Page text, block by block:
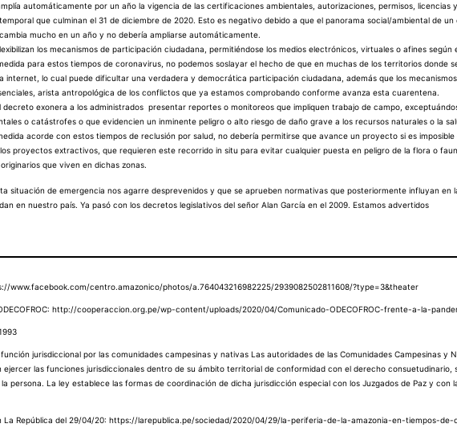
automáticamente por un año la vigencia de las certificaciones ambientales, autorizaciones, permisos,
que culminan el 31 de diciembre de 2020. Esto es negativo debido a que el panorama social/ambiental de
mucho en un año y no debería ampliarse automáticamente.
los mecanismos de participación ciudadana, permitiéndose los medios electrónicos, virtuales o afines según
para estos tiempos de coronavirus, no podemos soslayar el hecho de que en muchas de los territorios donde
internet, lo cual puede dificultar una verdadera y democrática participación ciudadana, además que los
arista antropológica de los conflictos que ya estamos comprobando conforme avanza esta cuarentena.
decreto exonera a los administrados presentar reportes o monitoreos que impliquen trabajo de campo,
o catástrofes o que evidencien un inminente peligro o alto riesgo de daño grave a los recursos naturales o la
acorde con estos tiempos de reclusión por salud, no debería permitirse que avance un proyecto si es
proyectos extractivos, que requieren este recorrido in situ para evitar cualquier puesta en peligro de la flora o
que viven en dichas zonas.
situación de emergencia nos agarre desprevenidos y que se aprueben normativas que posteriormente influyan en
en nuestro país. Ya pasó con los decretos legislativos del señor Alan García en el 2009. Estamos advertidos
www.facebook.com/centro.amazonico/photos/a.764043216982225/2939082502811608/?type=3&theater
http://cooperaccion.org.pe/wp-content/uploads/2020/04/Comunicado-ODECOFROC-frente-a-la-
jurisdiccional por las comunidades campesinas y nativas Las autoridades de las Comunidades Campesinas y
ejercer las funciones jurisdiccionales dentro de su ámbito territorial de conformidad con el derecho consuetudinario,
persona. La ley establece las formas de coordinación de dicha jurisdicción especial con los Juzgados de Paz y con
La República del 29/04/20: https://larepublica.pe/sociedad/2020/04/29/la-periferia-de-la-amazonia-en-tiempos-de-